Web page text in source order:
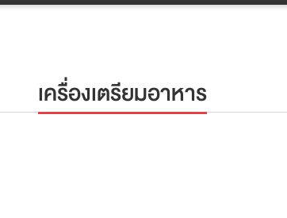
เครื่องเตรียมอาหาร